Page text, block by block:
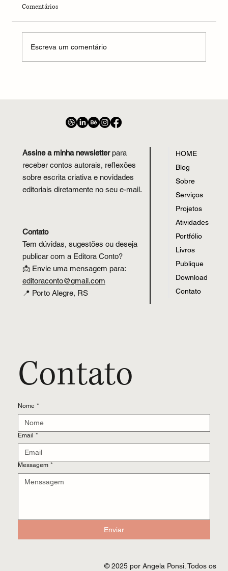
Por uma Escrita Que Cura o Invisível
Comentários
Escreva um comentário
Contato
Tem dúvidas, sugestões ou deseja
publicar com a Editora Conto?
📩 Envie uma mensagem para:
editoraconto@gmail.com
📍 Porto Alegre, RS
Assine a minha newsletterpara
receber contos autorais, reflexões
sobre escrita criativa e novidades
editoriais diretamente no seu e-mail.
HOME
Blog
Sobre
Serviços
Projetos
Atividades
Portfólio
Livros
Publique
Download
Contato
Contato
Nome *
Email *
Messagem *
Enviar
© 2025 por Angela Ponsi. Todos os